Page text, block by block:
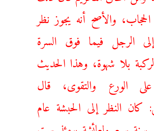
والأصح أنه يجوز نظر
الرجل فيما فوق السرة
بلا شهوة، وهذا الحديث
الورع والتقوى، قال
كان النظر إلى الحبشة عام